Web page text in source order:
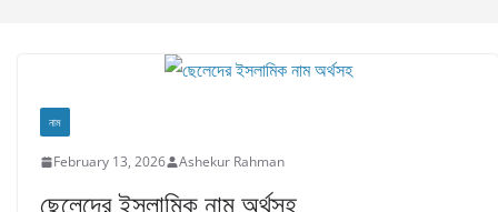
নাম
February 13, 2026 Ashekur Rahman
ছেলেদের ইসলামিক নাম অর্থসহ